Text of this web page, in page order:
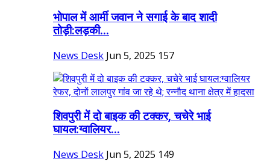
भोपाल में आर्मी जवान ने सगाई के बाद शादी
तोड़ी:लड़की...
News Desk Jun 5, 2025 157
शिवपुरी में दो बाइक की टक्कर, चचेरे भाई
घायल:ग्वालियर...
News Desk Jun 5, 2025 149